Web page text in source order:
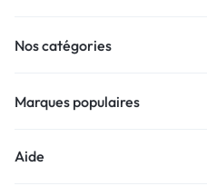
Nos catégories
Marques populaires
Aide